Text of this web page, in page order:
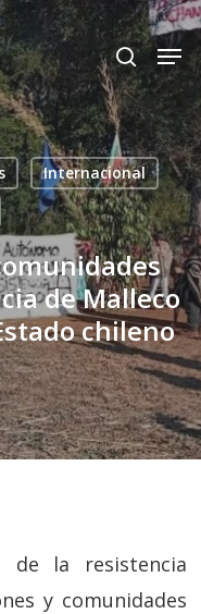
search
Internacional
de Malleco
chileno
de la resistencia
y comunidades
Close
Menu